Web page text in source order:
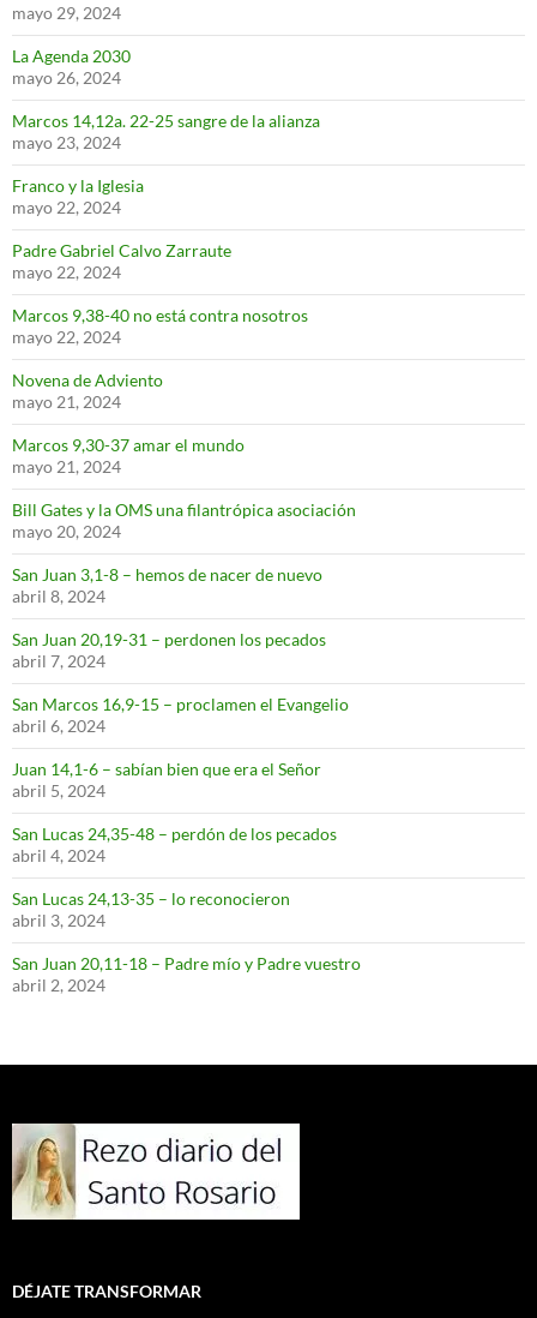
mayo 29, 2024
La Agenda 2030
mayo 26, 2024
Marcos 14,12a. 22-25 sangre de la alianza
mayo 23, 2024
Franco y la Iglesia
mayo 22, 2024
Padre Gabriel Calvo Zarraute
mayo 22, 2024
Marcos 9,38-40 no está contra nosotros
mayo 22, 2024
Novena de Adviento
mayo 21, 2024
Marcos 9,30-37 amar el mundo
mayo 21, 2024
Bill Gates y la OMS una filantrópica asociación
mayo 20, 2024
San Juan 3,1-8 – hemos de nacer de nuevo
abril 8, 2024
San Juan 20,19-31 – perdonen los pecados
abril 7, 2024
San Marcos 16,9-15 – proclamen el Evangelio
abril 6, 2024
Juan 14,1-6 – sabían bien que era el Señor
abril 5, 2024
San Lucas 24,35-48 – perdón de los pecados
abril 4, 2024
San Lucas 24,13-35 – lo reconocieron
abril 3, 2024
San Juan 20,11-18 – Padre mío y Padre vuestro
abril 2, 2024
DÉJATE TRANSFORMAR